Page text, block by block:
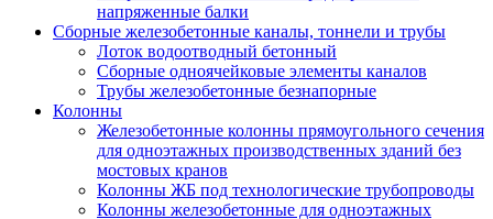
напряженные балки
Сборные железобетонные каналы, тоннели и трубы
Лоток водоотводный бетонный
Сборные одноячейковые элементы каналов
Трубы железобетонные безнапорные
Колонны
Железобетонные колонны прямоугольного сечения
для одноэтажных производственных зданий без
мостовых кранов
Колонны ЖБ под технологические трубопроводы
Колонны железобетонные для одноэтажных